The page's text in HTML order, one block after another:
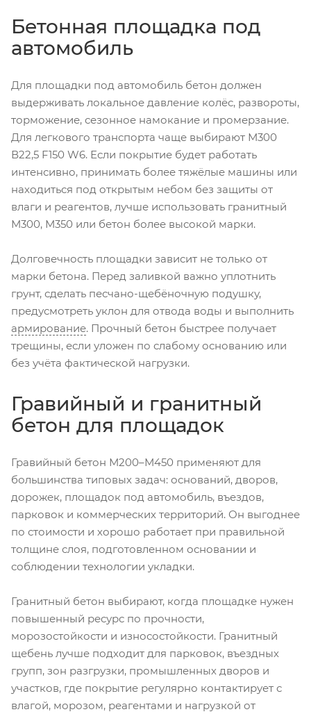
Бетонная площадка под
автомобиль
Для площадки под автомобиль бетон должен
выдерживать локальное давление колёс, развороты,
торможение, сезонное намокание и промерзание.
Для легкового транспорта чаще выбирают М300
В22,5 F150 W6. Если покрытие будет работать
интенсивно, принимать более тяжёлые машины или
находиться под открытым небом без защиты от
влаги и реагентов, лучше использовать гранитный
М300, М350 или бетон более высокой марки.
Долговечность площадки зависит не только от
марки бетона. Перед заливкой важно уплотнить
грунт, сделать песчано-щебёночную подушку,
предусмотреть уклон для отвода воды и выполнить
армирование. Прочный бетон быстрее получает
трещины, если уложен по слабому основанию или
без учёта фактической нагрузки.
Гравийный и гранитный
бетон для площадок
Гравийный бетон М200–М450 применяют для
большинства типовых задач: оснований, дворов,
дорожек, площадок под автомобиль, въездов,
парковок и коммерческих территорий. Он выгоднее
по стоимости и хорошо работает при правильной
толщине слоя, подготовленном основании и
соблюдении технологии укладки.
Гранитный бетон выбирают, когда площадке нужен
повышенный ресурс по прочности,
морозостойкости и износостойкости. Гранитный
щебень лучше подходит для парковок, въездных
групп, зон разгрузки, промышленных дворов и
участков, где покрытие регулярно контактирует с
влагой, морозом, реагентами и нагрузкой от